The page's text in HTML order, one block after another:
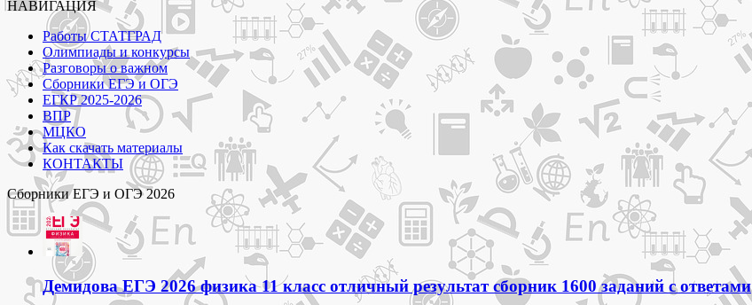
НАВИГАЦИЯ
Работы СТАТГРАД
Олимпиады и конкурсы
Разговоры о важном
Сборники ЕГЭ и ОГЭ
ЕГКР 2025-2026
ВПР
МЦКО
Как скачать материалы
КОНТАКТЫ
Сборники ЕГЭ и ОГЭ 2026
Демидова ЕГЭ 2026 физика 11 класс отличный результат сборник 1600 заданий с ответами